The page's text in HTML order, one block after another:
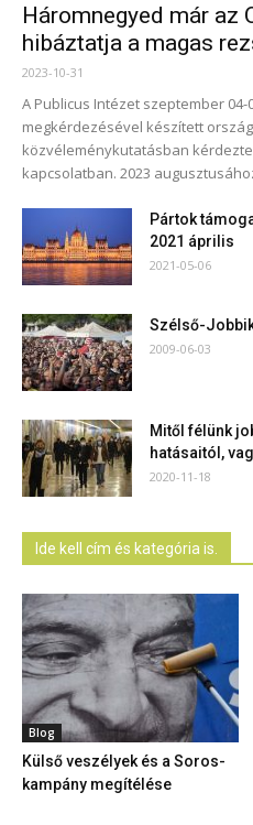
Háromnegyed már az
hibáztatja a magas
2023-10-31
A Publicus Intézet szeptember 04-
megkérdezésével készített
közvéleménykutatásban
kapcsolatban. 2023
Pártok
2021 április
2021-05-06
Szélső-
2009-06-03
Mitől félünk
hatásaitól,
2020-11-18
Ide kell cím és kategória is.
Blog
Külső veszélyek és a Soros-
kampány megítélése